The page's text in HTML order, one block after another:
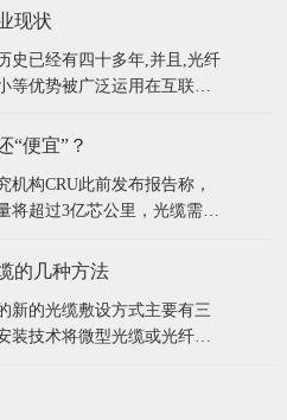
直径125μm。光纤的工作波
加长而减小，0.85
现状
史已经有四十多年,并且,光纤
等优势被广泛运用在互联
光缆进行传输,光纤已经成为
信息化建设有着重要意义。
发展历史也已经有三十多年
“便宜”？
机构CRU此前发布报告称，
将超过3亿芯公里，光缆需求
争以次充好的非理性市场现
超过3亿芯公里，光缆需求量
这将导致
的几种方法
新的光缆敷设方式主要有三
装技术将微型光缆或光纤
将微型光缆布放在路槽内；